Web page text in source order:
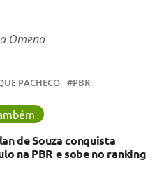
Omena
PACHECO PBR
de Souza conquista
na PBR e sobe no ranking